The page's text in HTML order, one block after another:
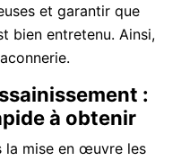
et garantir que
bien entretenu. Ainsi,
:
à obtenir
la mise en œuvre les